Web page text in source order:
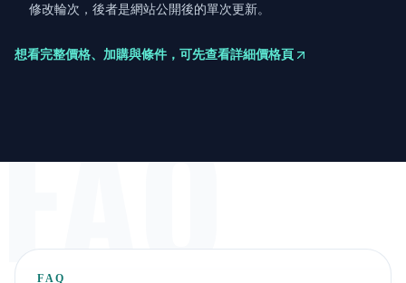
修改輪次，後者是網站公開後的單次更新。
想看完整價格、加購與條件，可先查看詳細價格頁
FAQ
FAQ